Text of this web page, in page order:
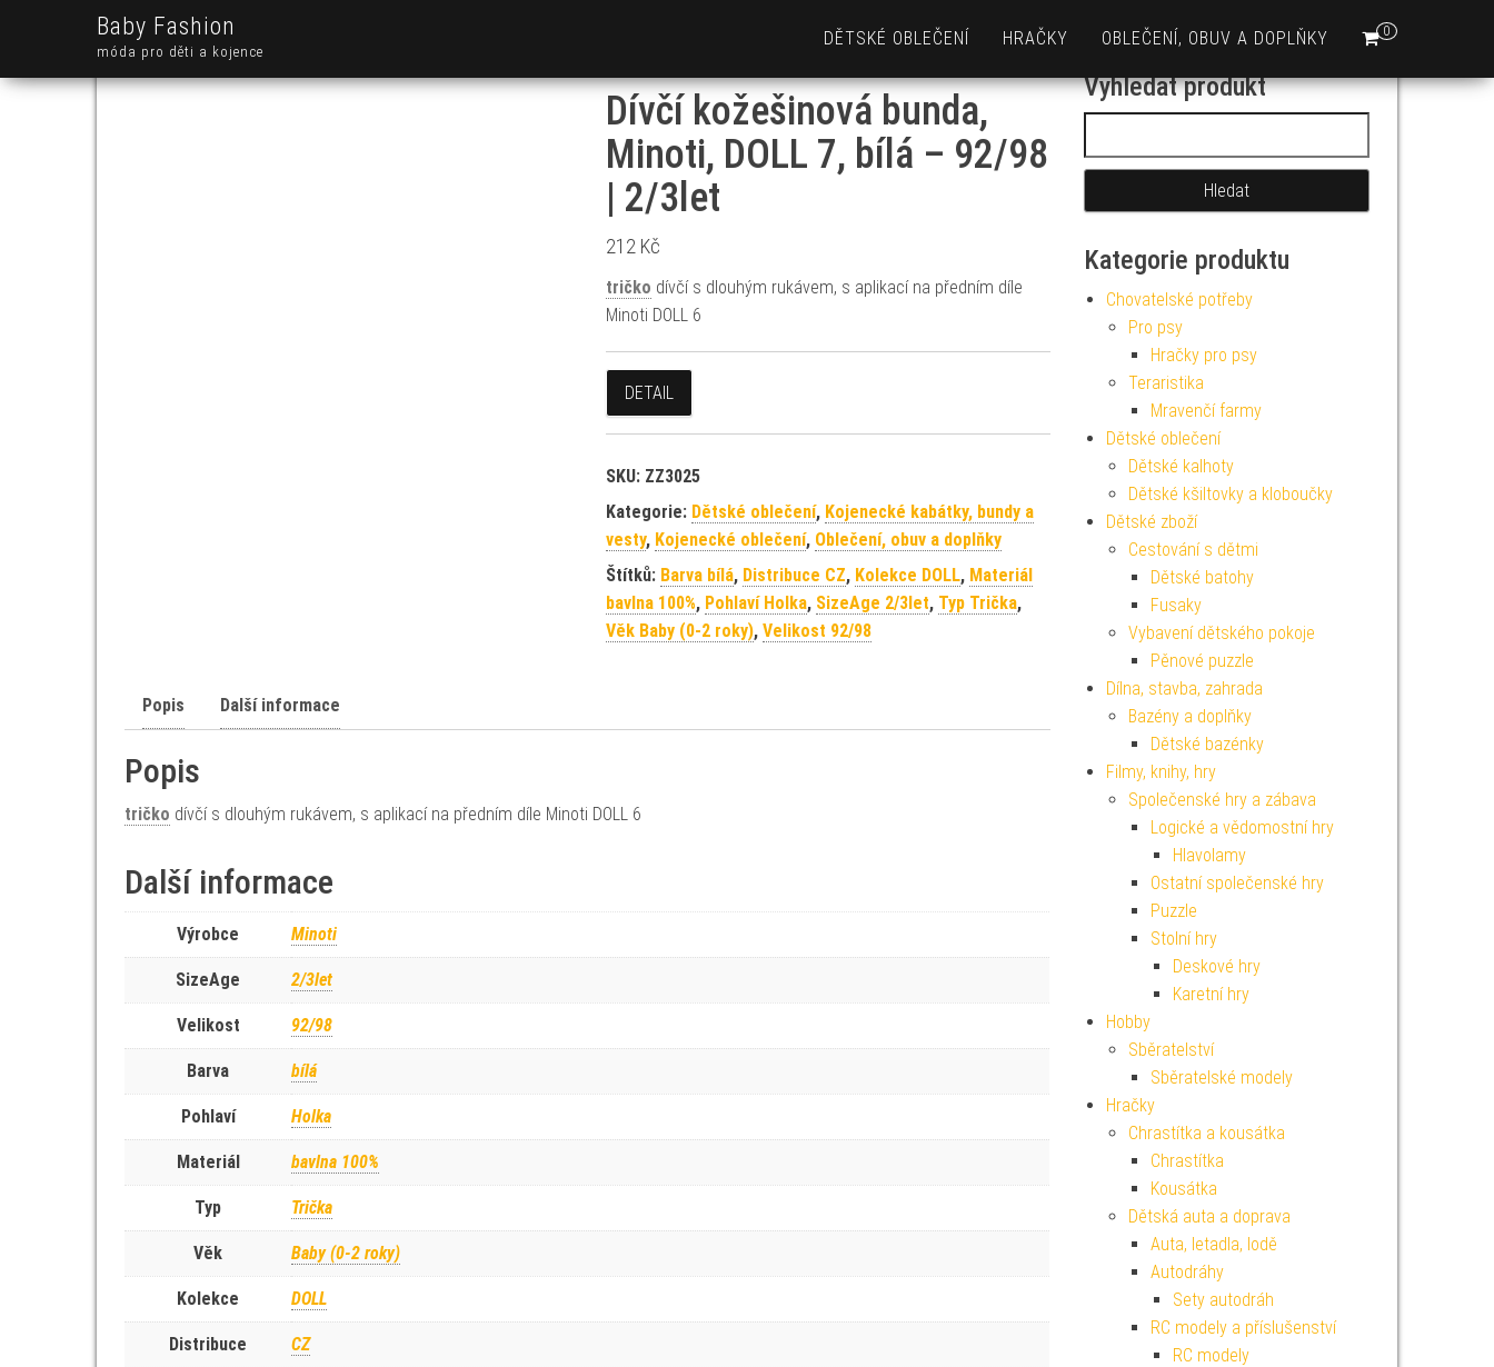
Baby Fashion
móda pro děti a kojence
0
DĚTSKÉ OBLEČENÍ HRAČKY OBLEČENÍ, OBUV A DOPLŇKY
Dívčí kožešinová bunda,
Minoti, DOLL 7, bílá – 92/98
| 2/3let
212 Kč
tričko dívčí s dlouhým rukávem, s aplikací na předním díle
Minoti DOLL 6
DETAIL
SKU: ZZ3025
Kategorie: Dětské oblečení, Kojenecké kabátky, bundy a
vesty, Kojenecké oblečení, Oblečení, obuv a doplňky
Štítků: Barva bílá, Distribuce CZ, Kolekce DOLL, Materiál
bavlna 100%, Pohlaví Holka, SizeAge 2/3let, Typ Trička,
Věk Baby (0-2 roky), Velikost 92/98
Popis Další informace
Popis
tričko dívčí s dlouhým rukávem, s aplikací na předním díle Minoti DOLL 6
Další informace
Výrobce Minoti
SizeAge 2/3let
Velikost 92/98
Barva bílá
Pohlaví Holka
Materiál bavlna 100%
Typ Trička
Věk Baby (0-2 roky)
Kolekce DOLL
Distribuce CZ
Vyhledat produkt
Kategorie produktu
Chovatelské potřeby
Pro psy
Hračky pro psy
Teraristika
Mravenčí farmy
Dětské oblečení
Dětské kalhoty
Dětské kšiltovky a kloboučky
Dětské zboží
Cestování s dětmi
Dětské batohy
Fusaky
Vybavení dětského pokoje
Pěnové puzzle
Dílna, stavba, zahrada
Bazény a doplňky
Dětské bazénky
Filmy, knihy, hry
Společenské hry a zábava
Logické a vědomostní hry
Hlavolamy
Ostatní společenské hry
Puzzle
Stolní hry
Deskové hry
Karetní hry
Hobby
Sběratelství
Sběratelské modely
Hračky
Chrastítka a kousátka
Chrastítka
Kousátka
Dětská auta a doprava
Auta, letadla, lodě
Autodráhy
Sety autodráh
RC modely a příslušenství
RC modely